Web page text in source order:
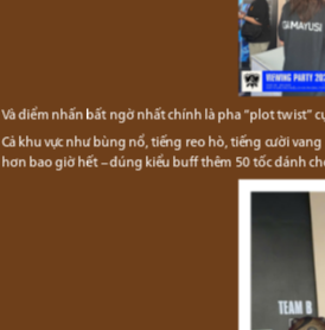
Và điểm nhấn bất ngờ nhất chính là pha “plot twist”
Cả khu vực như bùng nổ, tiếng reo hò, tiếng cười
hơn bao giờ hết – đúng kiểu buff thêm 50 tốc đánh